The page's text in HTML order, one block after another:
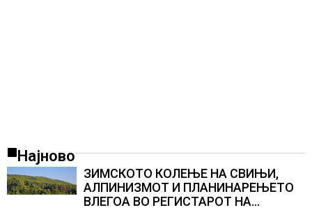
Најново
ЗИМСКОТО КОЛЕЊЕ НА СВИЊИ,
АЛПИНИЗМОТ И ПЛАНИНАРЕЊЕТО
ВЛЕГОА ВО РЕГИСТАРОТ НА